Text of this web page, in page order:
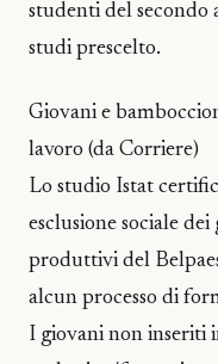
studenti del secondo
studi prescelto.
Giovani e
lavoro (da Corriere)
Lo studio Istat
esclusione sociale
produttivi del
alcun processo di
I giovani non inseriti